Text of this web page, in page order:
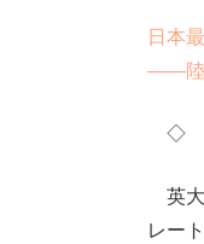
日本
――陸
◇
英大
レー